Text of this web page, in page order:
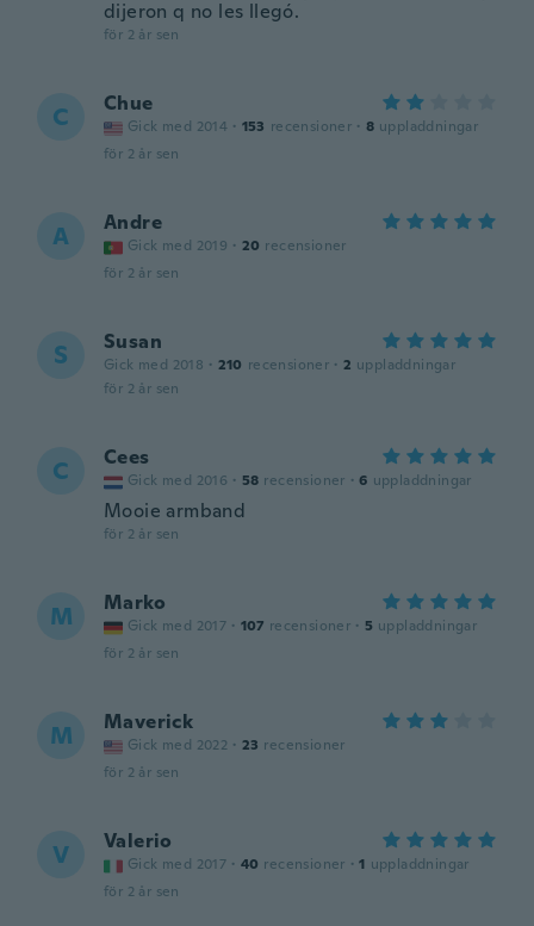
dijeron q no les llegó.
för 2 år sen
C Chue
Gick med 2014 · 153 recensioner · 8 uppladdningar
för 2 år sen
A Andre
Gick med 2019 · 20 recensioner
för 2 år sen
S Susan
Gick med 2018 · 210 recensioner · 2 uppladdningar
för 2 år sen
C Cees
Gick med 2016 · 58 recensioner · 6 uppladdningar
Mooie armband
för 2 år sen
M Marko
Gick med 2017 · 107 recensioner · 5 uppladdningar
för 2 år sen
M Maverick
Gick med 2022 · 23 recensioner
för 2 år sen
V Valerio
Gick med 2017 · 40 recensioner · 1 uppladdningar
för 2 år sen